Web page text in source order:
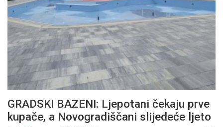
GRADSKI BAZENI: Ljepotani čekaju prve
kupače, a Novogradiščani slijedeće ljeto